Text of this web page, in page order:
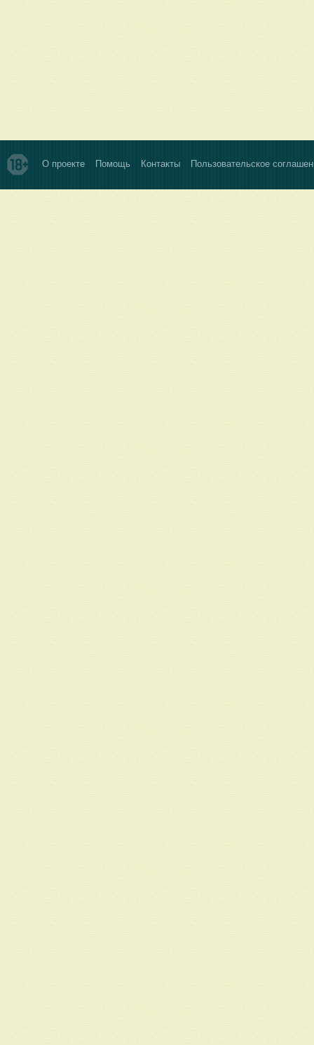
О проекте Помощь Контакты Пользовательское